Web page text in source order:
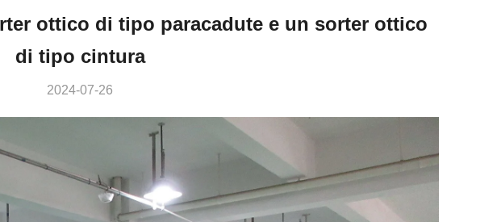
ottico di tipo paracadute e un sorter ottico
di tipo cintura
2024-07-26